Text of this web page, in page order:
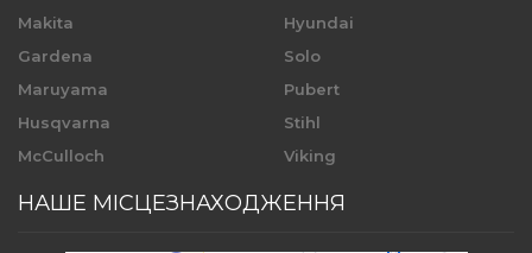
Makita
Gardena
Maruyama
Husqvarna
McCulloch
Hyundai
Solo
Pubert
Stihl
Viking
НАШЕ МІСЦЕЗНАХОДЖЕННЯ